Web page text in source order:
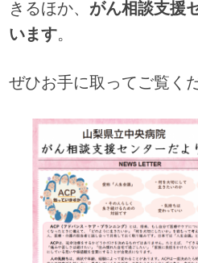
きるほか、 がん相談支援
います。
ぜひお手に取ってご覧く